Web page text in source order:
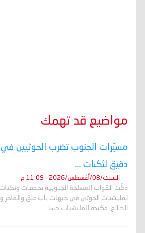
مواضيع قد تهمك
مسيّرات الجنوب تضرب الحوثيين في
دقيق لثكنات ...
السبت/08/أغسطس/2026 - 11:09 م
دكّت القوات المسلحة الجنوبية تجمعات وثكنات
لمليشيات الحوثي في جبهات باب غلق والفاخر
الضالع، مكبدة المليشيات خسا